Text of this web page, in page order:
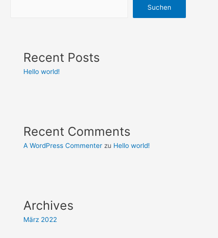
Suchen
Recent Posts
Hello world!
Recent Comments
A WordPress Commenter zu Hello world!
Archives
März 2022